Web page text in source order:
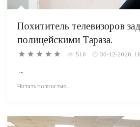
Похититель телевизоров
полицейскими Тараза.
510 30-12-2020,
...
Читать полностью...